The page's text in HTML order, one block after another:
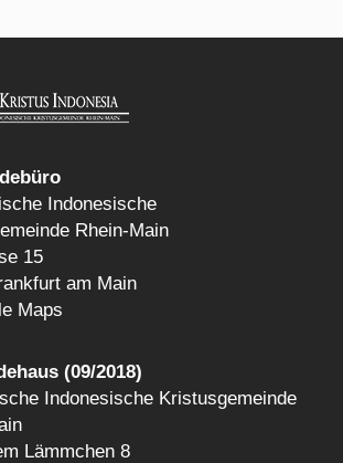
Indonesische
Rhein-Main
15
am Main
Maps
(09/2018)
Indonesische Kristusgemeinde
Lämmchen 8